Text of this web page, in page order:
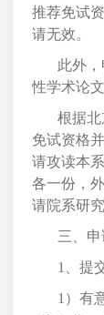
推荐免试
请无效。
此外
性学术论
根据
免试资格
请攻读本
各一份，
请院系研
三、
1、提
1）有